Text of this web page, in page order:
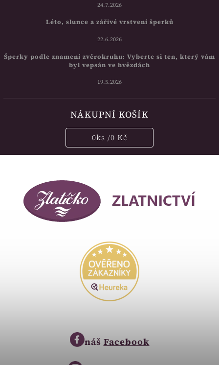
24.7.2026
Léto, slunce a zářivé vrstvení šperků
22.6.2026
Šperky podle znamení zvěrokruhu: Vyberte si ten, který vám
byl vepsán ve hvězdách
19.5.2026
NÁKUPNÍ KOŠÍK
0ks /0 Kč
náš Facebook